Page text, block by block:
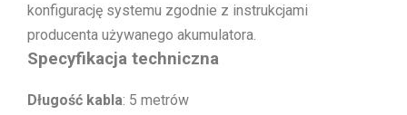
konfigurację systemu zgodnie z instrukcjami
producenta używanego akumulatora.
Specyfikacja techniczna
Długość kabla: 5 metrów